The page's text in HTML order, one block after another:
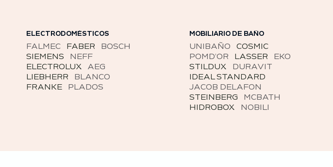
MOBILIARIO DE BAÑO
UNIBAÑOCOSMIC
POMD’ORLASSER
STILDUXDURAVIT
IDEAL STANDARD
JACOB DELAFON
ENCIMERAS
DEKTON
SAPIENSTONE
NEOLITH
INALCO
LAPITEC
LAMINAMCORIAN